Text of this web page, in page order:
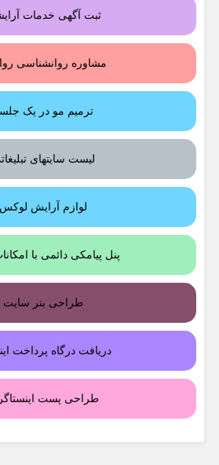
ثبت آگهی خدمات
مشاوره روانشناسی
ترمیم مو در یک
لیست سایتهای
لوازم آرایش لوکس
پنل پیامکی دائمی با
طراحی بنر سایت
دریافت درگاه پرداخت
طراحی پست